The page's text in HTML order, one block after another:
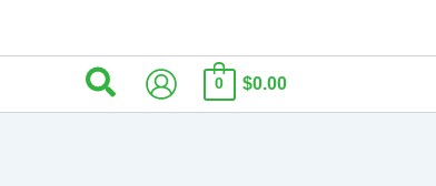
$0.00
0 البحث